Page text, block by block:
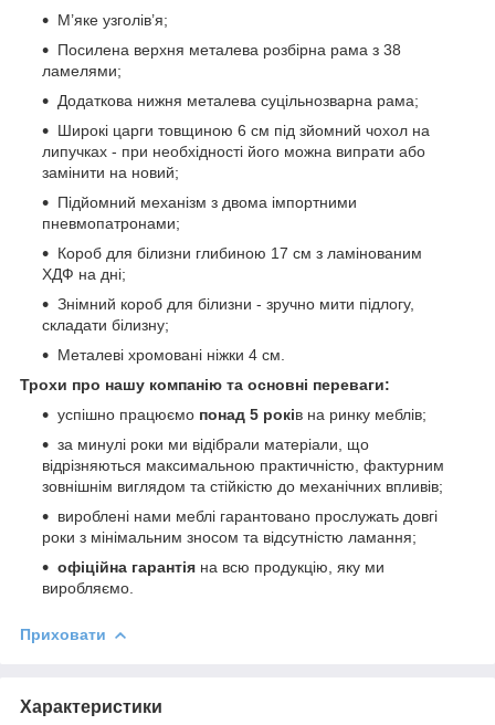
М’яке узголів’я;
Посилена верхня металева розбірна рама з 38
ламелями;
Додаткова нижня металева суцільнозварна рама;
Широкі царги товщиною 6 см під зйомний чохол на
липучках - при необхідності його можна випрати або
замінити на новий;
Підйомний механізм з двома імпортними
пневмопатронами;
Короб для білизни глибиною 17 см з ламінованим
ХДФ на дні;
Знімний короб для білизни - зручно мити підлогу,
складати білизну;
Металеві хромовані ніжки 4 см.
Трохи про нашу компанію та основні переваги:
успішно працюємо понад 5 років на ринку меблів;
за минулі роки ми відібрали матеріали, що
відрізняються максимальною практичністю, фактурним
зовнішнім виглядом та стійкістю до механічних впливів;
вироблені нами меблі гарантовано прослужать довгі
роки з мінімальним зносом та відсутністю ламання;
офіційна гарантія на всю продукцію, яку ми
виробляємо.
Приховати
Характеристики